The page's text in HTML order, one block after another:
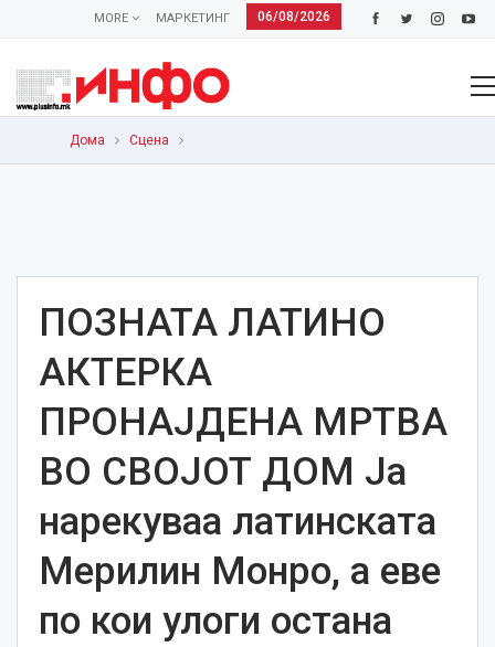
06/08/2026
МАРКЕТИНГ
MORE
Дома Сцена
ПОЗНАТА ЛАТИНО
АКТЕРКА
ПРОНАЈДЕНА МРТВА
ВО СВОЈОТ ДОМ Ја
нарекуваа латинската
Мерилин Монро, а еве
по кои улоги остана